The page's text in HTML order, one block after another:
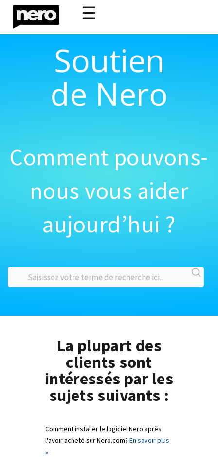
☰
Soutien
de Nero
Comment pouvons-
nous vous aider
aujourd’hui ?
La plupart des
clients sont
intéressés par les
sujets suivants :
Comment installer le logiciel Nero après
l'avoir acheté sur Nero.com? En savoir plus
»